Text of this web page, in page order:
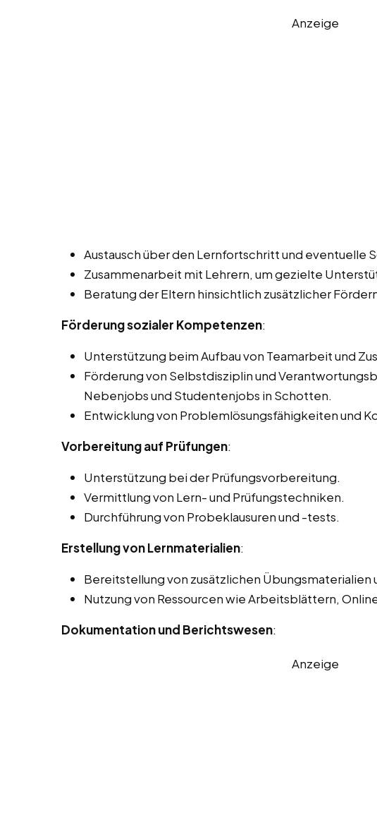
Anzeige
Austausch über den Lernfortschritt und eventuelle
Zusammenarbeit mit Lehrern, um gezielte
Beratung der Eltern hinsichtlich zusätzlicher
Förderung sozialer Kompetenzen:
Unterstützung beim Aufbau von Teamarbeit und
Förderung von Selbstdisziplin und
Nebenjobs und Studentenjobs in Schotten.
Entwicklung von Problemlösungsfähigkeiten und
Vorbereitung auf Prüfungen:
Unterstützung bei der Prüfungsvorbereitung.
Vermittlung von Lern- und Prüfungstechniken.
Durchführung von Probeklausuren und -tests.
Erstellung von Lernmaterialien:
Bereitstellung von zusätzlichen Übungsmaterialien
Nutzung von Ressourcen wie Arbeitsblättern,
Dokumentation und Berichtswesen:
Anzeige